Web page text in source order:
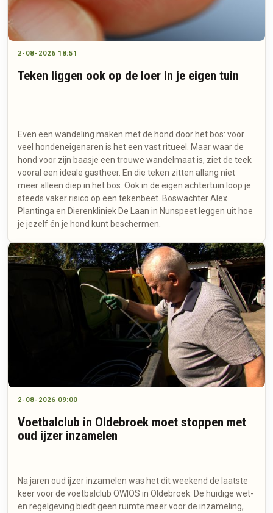
2-08-2026 18:51
Teken liggen ook op de loer in je eigen tuin
Even een wandeling maken met de hond door het bos: voor
veel hondeneigenaren is het een vast ritueel. Maar waar de
hond voor zijn baasje een trouwe wandelmaat is, ziet de teek
vooral een ideale gastheer. En die teken zitten allang niet
meer alleen diep in het bos. Ook in de eigen achtertuin loop je
steeds vaker risico op een tekenbeet. Boswachter Alex
Plantinga en Dierenkliniek De Laan in Nunspeet leggen uit hoe
je jezelf én je hond kunt beschermen.
2-08-2026 09:00
Voetbalclub in Oldebroek moet stoppen met
oud ijzer inzamelen
Na jaren oud ijzer inzamelen was het dit weekend de laatste
keer voor de voetbalclub OWIOS in Oldebroek. De huidige wet-
en regelgeving biedt geen ruimte meer voor de inzameling,